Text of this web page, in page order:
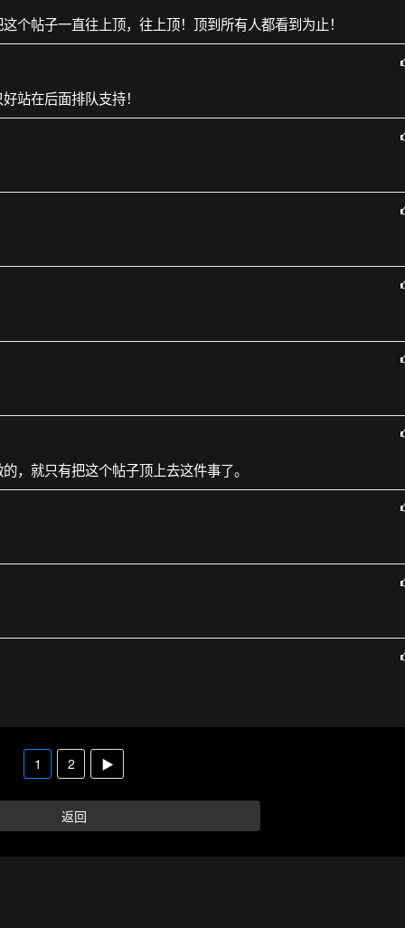
个帖子一直往上顶，往上顶！顶到所有人都看到为止！
站在后面排队支持！
，就只有把这个帖子顶上去这件事了。
1 2 ▶
返回